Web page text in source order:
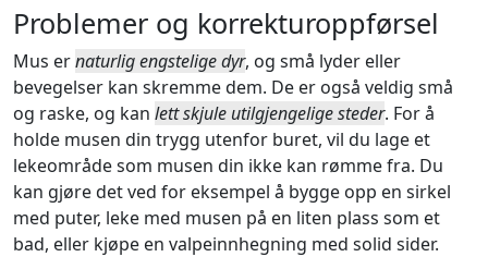
Problemer og korrekturoppførsel
Mus ernaturlig engstelige dyr, og små lyder eller
bevegelser kan skremme dem. De er også veldig små
og raske, og kan lett skjule utilgjengelige steder. For å
holde musen din trygg utenfor buret, vil du lage et
lekeområde som musen din ikke kan rømme fra. Du
kan gjøre det ved for eksempel å bygge opp en sirkel
med puter, leke med musen på en liten plass som et
bad, eller kjøpe en valpeinnhegning med solid sider.